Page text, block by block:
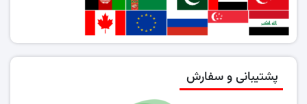
پشتیبانی و سفارش